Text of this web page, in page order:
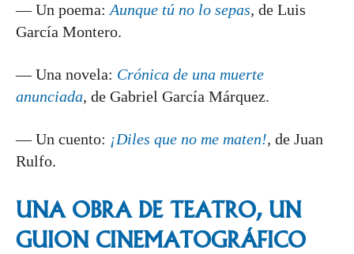
— Un poema: Aunque tú no lo sepas, de Luis
García Montero.
— Una novela: Crónica de una muerte
anunciada, de Gabriel García Márquez.
— Un cuento: ¡Diles que no me maten!, de Juan
Rulfo.
UNA OBRA DE TEATRO, UN
GUION CINEMATOGRÁFICO